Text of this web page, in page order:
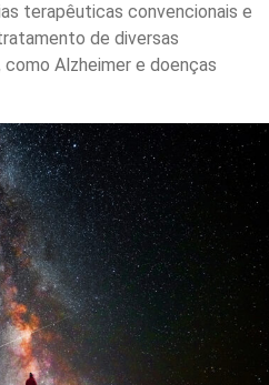
terapêuticas convencionais e
de diversas
Alzheimer e doenças